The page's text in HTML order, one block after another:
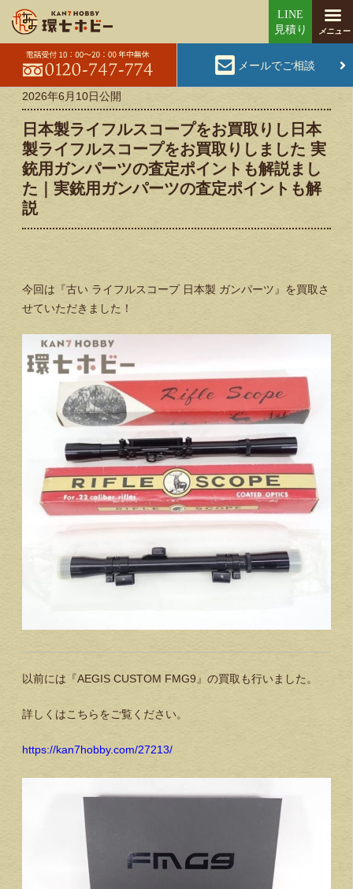
メールでご相談
2026年6月10日公開
日本製ライフルスコープをお買取りし日本
製ライフルスコープをお買取りしました 実
銃用ガンパーツの査定ポイントも解説まし
た｜実銃用ガンパーツの査定ポイントも解
説
今回は『古い ライフルスコープ 日本製 ガンパーツ』を買取さ
せていただきました！
以前には『AEGIS CUSTOM FMG9』の買取も行いました。
詳しくはこちらをご覧ください。
https://kan7hobby.com/27213/